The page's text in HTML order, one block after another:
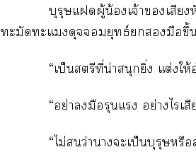
บุรุษแผู้น้องเจ้าเสียง
ทะมัดทะแมงดุจยุทธ์มือขึ้
“เป็นสตรีที่น่าสนุกยิ่ง แต่งใ
“อย่ามือรุนแรง อย่างไรเ
“ไม่ว่านางะเป็นบุรุษหรื